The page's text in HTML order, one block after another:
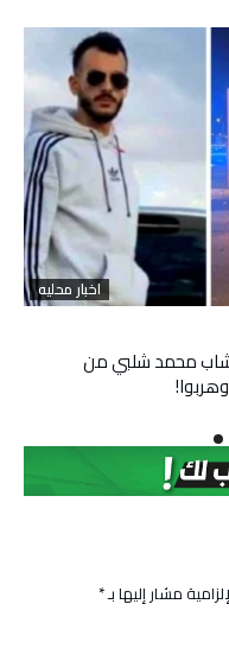
اخبار محليه
محمد شلبي من
مشار إليها بـ*